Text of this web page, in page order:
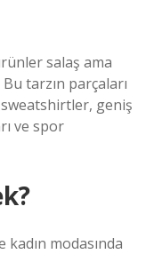
salaş ama
tarzın parçaları
geniş
ve spor
modasında